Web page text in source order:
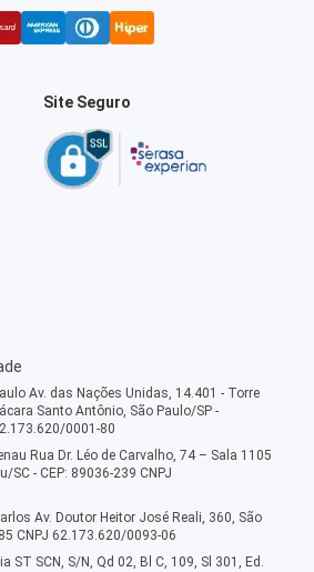
Site Seguro
Av. das Nações Unidas, 14.401 - Torre
Santo Antônio, São Paulo/SP -
0001-80
Rua Dr. Léo de Carvalho, 74 – Sala 1105
SC - CEP: 89036-239 CNPJ
Av. Doutor Heitor José Reali, 360, São
CNPJ 62.173.620/0093-06
ST SCN, S/N, Qd 02, Bl C, 109, Sl 301, Ed.